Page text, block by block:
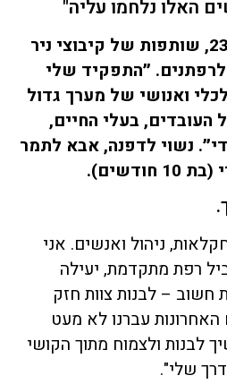
האלו נלחמו עליה"
יאיר מנהל את רפת 232, שותפות של קיבוצי ניר
לרפתנים. ״התפקיד שלי
ואנושי של מערך גדול
העובדים, בעלי החיים,
נשוי לדפנה, אבא לתמר
ניהול ואנשים. אני
רפת מתקדמת, יעילה
– לבנות צוות חזק
עברנו לא מעט
לבנות ולצמוח מתוך הקושי
שלי".